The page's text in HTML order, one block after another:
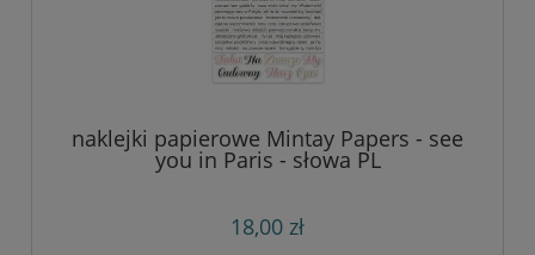
naklejki papierowe Mintay Papers - see
you in Paris - słowa PL
18,00 zł